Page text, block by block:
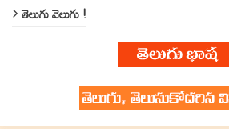
తెలుగు వెలుగు !